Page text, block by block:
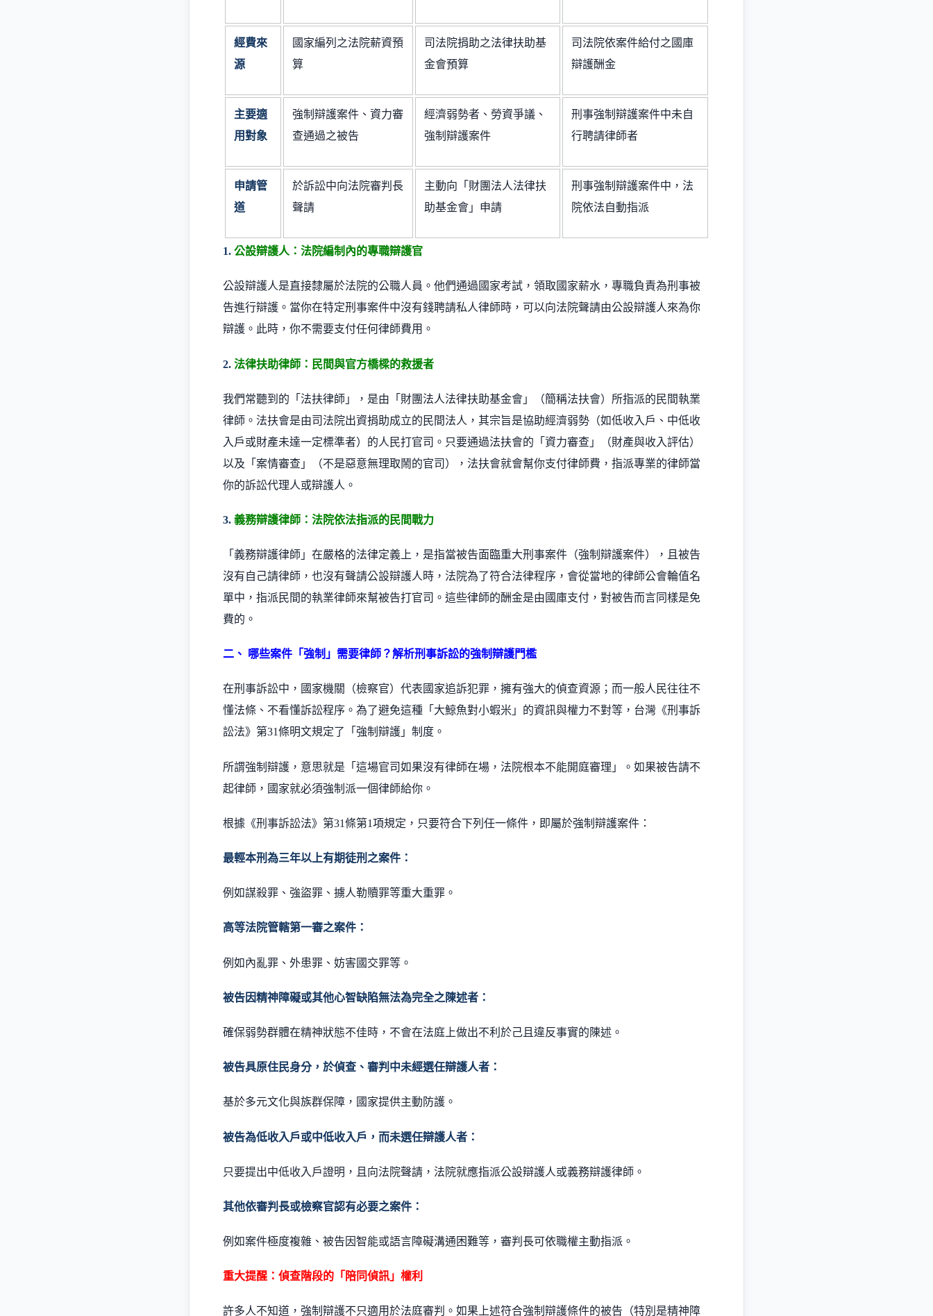
經費來
源
國家編列之法院薪資預
算
司法院捐助之法律扶助基
金會預算
司法院依案件給付之國庫
辯護酬金
主要適
用對象
強制辯護案件、資力審
查通過之被告
經濟弱勢者、勞資爭議、
強制辯護案件
刑事強制辯護案件中未自
行聘請律師者
申請管
道
於訴訟中向法院審判長
聲請
主動向「財團法人法律扶
助基金會」申請
刑事強制辯護案件中，法
院依法自動指派
1. 公設辯護人：法院編制內的專職辯護官
公設辯護人是直接隸屬於法院的公職人員。他們通過國家考試，領取國家薪水，專職負責為刑事被
告進行辯護。當你在特定刑事案件中沒有錢聘請私人律師時，可以向法院聲請由公設辯護人來為你
辯護。此時，你不需要支付任何律師費用。
2. 法律扶助律師：民間與官方橋樑的救援者
我們常聽到的「法扶律師」，是由「財團法人法律扶助基金會」（簡稱法扶會）所指派的民間執業
律師。法扶會是由司法院出資捐助成立的民間法人，其宗旨是協助經濟弱勢（如低收入戶、中低收
入戶或財產未達一定標準者）的人民打官司。只要通過法扶會的「資力審查」（財產與收入評估）
以及「案情審查」（不是惡意無理取鬧的官司），法扶會就會幫你支付律師費，指派專業的律師當
你的訴訟代理人或辯護人。
3. 義務辯護律師：法院依法指派的民間戰力
「義務辯護律師」在嚴格的法律定義上，是指當被告面臨重大刑事案件（強制辯護案件），且被告
沒有自己請律師，也沒有聲請公設辯護人時，法院為了符合法律程序，會從當地的律師公會輪值名
單中，指派民間的執業律師來幫被告打官司。這些律師的酬金是由國庫支付，對被告而言同樣是免
費的。
二、 哪些案件「強制」需要律師？解析刑事訴訟的強制辯護門檻
在刑事訴訟中，國家機關（檢察官）代表國家追訴犯罪，擁有強大的偵查資源；而一般人民往往不
懂法條、不看懂訴訟程序。為了避免這種「大鯨魚對小蝦米」的資訊與權力不對等，台灣《刑事訴
訟法》第31條明文規定了「強制辯護」制度。
所謂強制辯護，意思就是「這場官司如果沒有律師在場，法院根本不能開庭審理」。如果被告請不
起律師，國家就必須強制派一個律師給你。
根據《刑事訴訟法》第31條第1項規定，只要符合下列任一條件，即屬於強制辯護案件：
最輕本刑為三年以上有期徒刑之案件：
例如謀殺罪、強盜罪、擄人勒贖罪等重大重罪。
高等法院管轄第一審之案件：
例如內亂罪、外患罪、妨害國交罪等。
被告因精神障礙或其他心智缺陷無法為完全之陳述者：
確保弱勢群體在精神狀態不佳時，不會在法庭上做出不利於己且違反事實的陳述。
被告具原住民身分，於偵查、審判中未經選任辯護人者：
基於多元文化與族群保障，國家提供主動防護。
被告為低收入戶或中低收入戶，而未選任辯護人者：
只要提出中低收入戶證明，且向法院聲請，法院就應指派公設辯護人或義務辯護律師。
其他依審判長或檢察官認有必要之案件：
例如案件極度複雜、被告因智能或語言障礙溝通困難等，審判長可依職權主動指派。
重大提醒：偵查階段的「陪同偵訊」權利
許多人不知道，強制辯護不只適用於法庭審判。如果上述符合強制辯護條件的被告（特別是精神障